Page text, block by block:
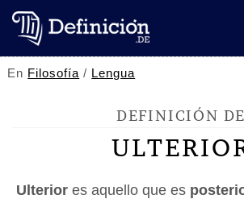
En Filosofía / Lengua
DEFINICIÓN DE
Ulterior es aquello que es